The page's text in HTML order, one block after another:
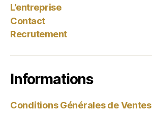
L’entreprise
Contact
Recrutement
Informations
Conditions Générales de Ventes